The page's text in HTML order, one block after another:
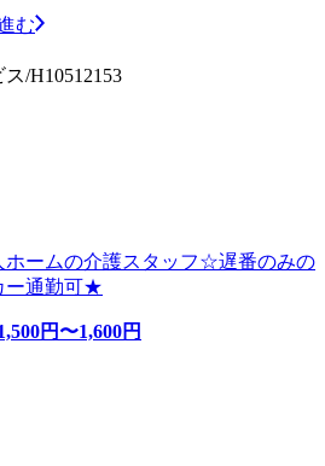
む
/H10512153
ホームの介護スタッフ☆遅番のみの
ー通勤可★
円〜1,600円